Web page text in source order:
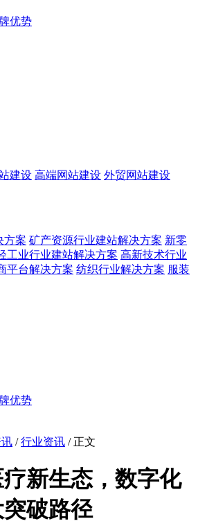
优势
建设 高端网站建设 外贸网站建设
方案 矿产资源行业建站解决方案 新零
工业行业建站解决方案 高新技术行业
平台解决方案 纺织行业解决方案 服装
优势
/行业资讯 / 正文
新生态，数字化
破路径